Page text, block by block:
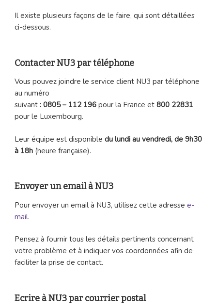
Il existe plusieurs façons de le faire, qui sont détaillées
ci-dessous.
Contacter NU3 par téléphone
Vous pouvez joindre le service client NU3 par téléphone
au numéro
suivant : 0805 – 112 196 pour la France et 800 22831
pour le Luxembourg.
Leur équipe est disponible du lundi au vendredi, de 9h30
à 18h (heure française).
Envoyer un email à NU3
Pour envoyer un email à NU3, utilisez cette adresse e-
mail.
Pensez à fournir tous les détails pertinents concernant
votre problème et à indiquer vos coordonnées afin de
faciliter la prise de contact.
Ecrire à NU3 par courrier postal